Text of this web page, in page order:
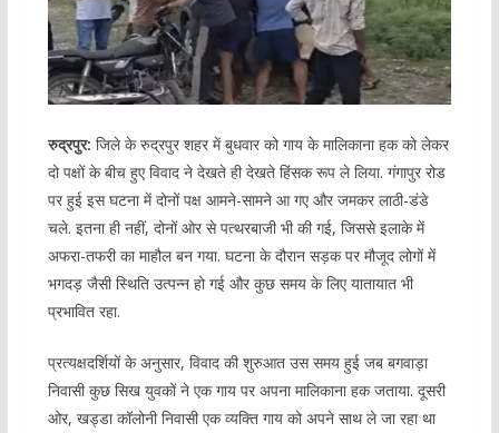
रुद्रपुर: जिले के रुद्रपुर शहर में बुधवार को गाय के मालिकाना हक को लेकर
दो पक्षों के बीच हुए विवाद ने देखते ही देखते हिंसक रूप ले लिया. गंगापुर रोड
पर हुई इस घटना में दोनों पक्ष आमने-सामने आ गए और जमकर लाठी-डंडे
चले. इतना ही नहीं, दोनों ओर से पत्थरबाजी भी की गई, जिससे इलाके में
अफरा-तफरी का माहौल बन गया. घटना के दौरान सड़क पर मौजूद लोगों में
भगदड़ जैसी स्थिति उत्पन्न हो गई और कुछ समय के लिए यातायात भी
प्रभावित रहा.
प्रत्यक्षदर्शियों के अनुसार, विवाद की शुरुआत उस समय हुई जब बगवाड़ा
निवासी कुछ सिख युवकों ने एक गाय पर अपना मालिकाना हक जताया. दूसरी
ओर, खड्डा कॉलोनी निवासी एक व्यक्ति गाय को अपने साथ ले जा रहा था